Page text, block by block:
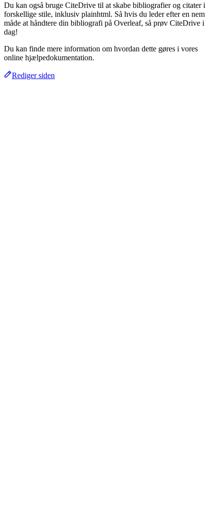
Du kan også bruge CiteDrive til at skabe bibliografier og citater i
forskellige stile, inklusiv plainhtml. Så hvis du leder efter en nem
måde at håndtere din bibliografi på Overleaf, så prøv CiteDrive i
dag!
Du kan finde mere information om hvordan dette gøres i vores
online hjælpedokumentation.
Rediger siden